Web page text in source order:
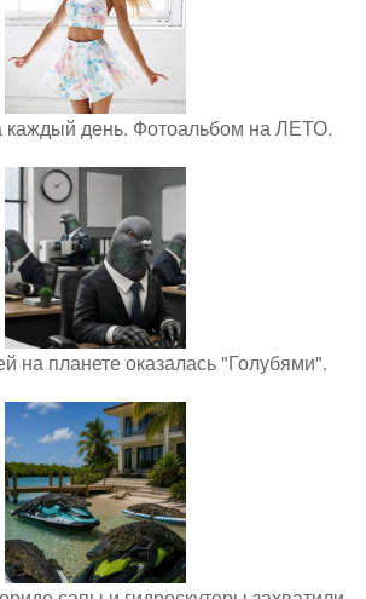
каждый день. Фотоальбом на ЛЕТО.
на планете оказалась "Голубями".